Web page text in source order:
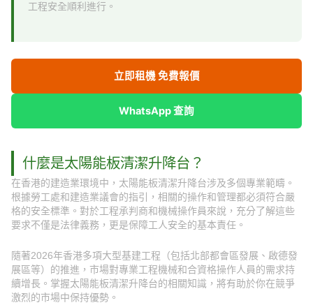
工程安全順利進行。
立即租機 免費報價
WhatsApp 查詢
什麼是太陽能板清潔升降台？
在香港的建造業環境中，太陽能板清潔升降台涉及多個專業範疇。
根據勞工處和建造業議會的指引，相關的操作和管理都必須符合嚴
格的安全標準。對於工程承判商和機械操作員來說，充分了解這些
要求不僅是法律義務，更是保障工人安全的基本責任。
隨著2026年香港多項大型基建工程（包括北部都會區發展、啟德發
展區等）的推進，市場對專業工程機械和合資格操作人員的需求持
續增長。掌握太陽能板清潔升降台的相關知識，將有助於你在競爭
激烈的市場中保持優勢。